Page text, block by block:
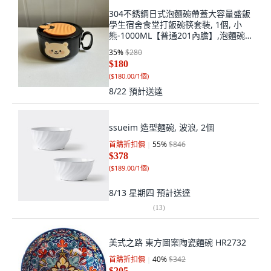
304不銹鋼日式泡麵碗帶蓋大容量盛飯
學生宿舍食堂打飯碗筷套裝, 1個, 小
熊-1000ML【普通201內膽】,泡麵碗
+貼紙
35%$280
$180
($180.00/1個)
8/22 預計送達
ssueim 造型麵碗, 波浪, 2個
首購折扣價 55%$846
$378
($189.00/1個)
8/13 星期四 預計送達
(13)
美式之路 東方圖案陶瓷麵碗 HR2732
首購折扣價 40%$342